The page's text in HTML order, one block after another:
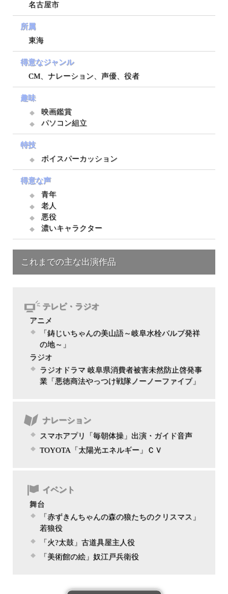
名古屋市
所属
東海
得意なジャンル
CM、ナレーション、声優、役者
趣味
映画鑑賞
パソコン組立
特技
ボイスパーカッション
得意な声
青年
老人
悪役
濃いキャラクター
これまでの主な出演作品
テレビ・ラジオ
アニメ
「鋳じいちゃんの美山語～岐阜水栓バルブ発祥
の地～」
ラジオ
ラジオドラマ 岐阜県消費者被害未然防止啓発事
業「悪徳商法やっつけ戦隊ノーノーファイブ」
ナレーション
スマホアプリ「毎朝体操」出演・ガイド音声
TOYOTA「太陽光エネルギー」ＣＶ
イベント
舞台
「赤ずきんちゃんの森の狼たちのクリスマス」
若狼役
「火?太鼓」古道具屋主人役
「美術館の絵」奴江戸兵衛役